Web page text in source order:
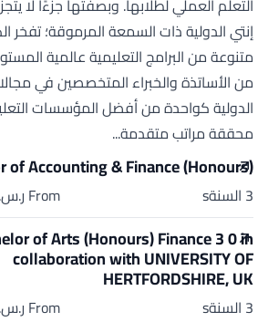
إنتي الدولية ذات السمعة المرموقة؛ تفخر
متنوعة من البرامج التعليمية عالمية
الدولية كواحدة من أفضل المؤسسات
محققة مراتب متقدمة...
of Accounting & Finance (Honours)
3 السنةs From ر.س.‏ 85,258
of Arts (Honours) Finance 3 0 in
collaboration with UNIVERSITY OF
HERTFORDSHIRE, UK
3 السنةs From ر.س.‏ 86,851